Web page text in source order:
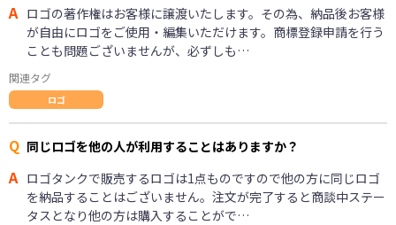
A ロゴの著作権はお客様に譲渡いたします。その為、納品後お客様
が自由にロゴをご使用・編集いただけます。商標登録申請を行う
ことも問題ございませんが、必ずしも…
関連タグ
ロゴ
Q 同じロゴを他の人が利用することはありますか？
A ロゴタンクで販売するロゴは1点ものですので他の方に同じロゴ
を納品することはございません。注文が完了すると商談中ステー
タスとなり他の方は購入することがで…